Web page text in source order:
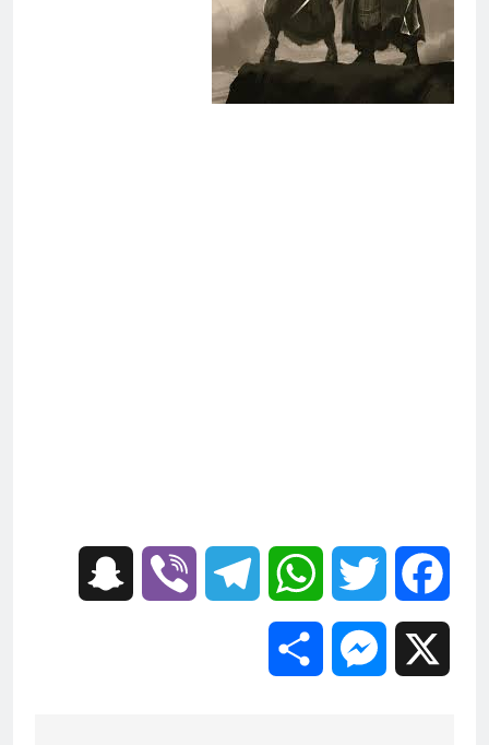
الظلم والظلام والمادة المظلمة
Facebook
Twitter
WhatsApp
Telegram
Viber
Messenger